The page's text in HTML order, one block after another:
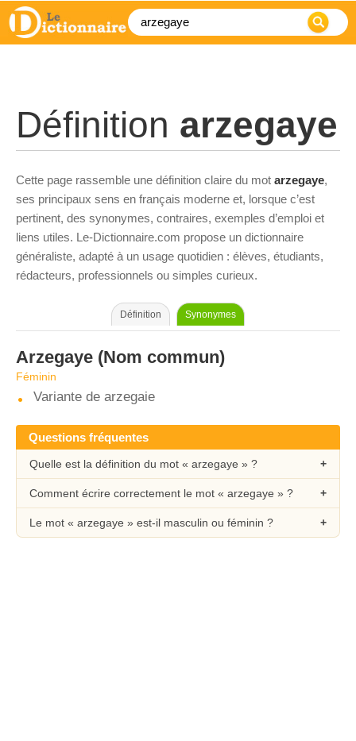
Définition arzegaye
Cette page rassemble une définition claire du mot arzegaye,
ses principaux sens en français moderne et, lorsque c’est
pertinent, des synonymes, contraires, exemples d’emploi et
liens utiles. Le-Dictionnaire.com propose un dictionnaire
généraliste, adapté à un usage quotidien : élèves, étudiants,
rédacteurs, professionnels ou simples curieux.
Définition Synonymes
Arzegaye (Nom commun)
Féminin
Variante de arzegaie
Questions fréquentes
Quelle est la définition du mot « arzegaye » ?
Comment écrire correctement le mot « arzegaye » ?
Le mot « arzegaye » est-il masculin ou féminin ?